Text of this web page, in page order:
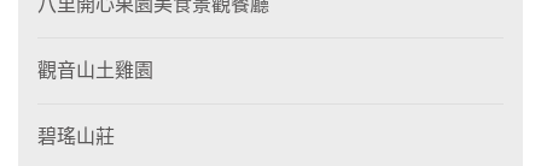
觀音山土雞園
碧瑤山莊